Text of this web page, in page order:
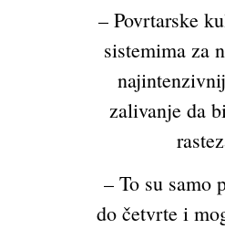
– Povrtarske
sistemima za
zalivanje da
– To su samo
do četvrte i